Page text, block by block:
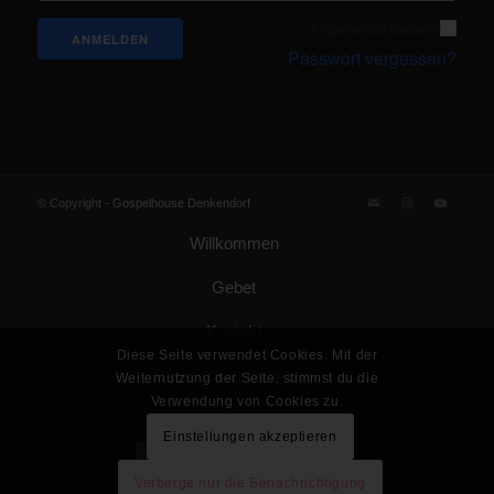
Passwort vergessen?
© Copyright - Gospelhouse Denkendorf
Willkommen
Gebet
Kontakt
Datenschutzerklärung
Impressum
Gemeinde Gottes KdöR
Diese Seite verwendet Cookies. Mit der
Weiternutzung der Seite, stimmst du die
Verwendung von Cookies zu.
Einstellungen akzeptieren
Verberge nur die Benachrichtigung